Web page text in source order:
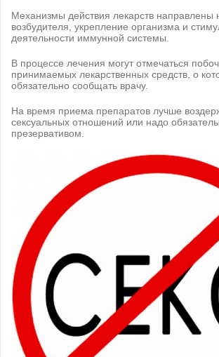
Механизмы действия лекарств направлены
возбудителя, укрепление организма и
деятельности иммунной системы.
В процессе лечения могут отмечаться
принимаемых лекарственных средств, о
обязательно сообщать врачу.
На время приема препаратов лучше
сексуальных отношений или надо
презервативом.